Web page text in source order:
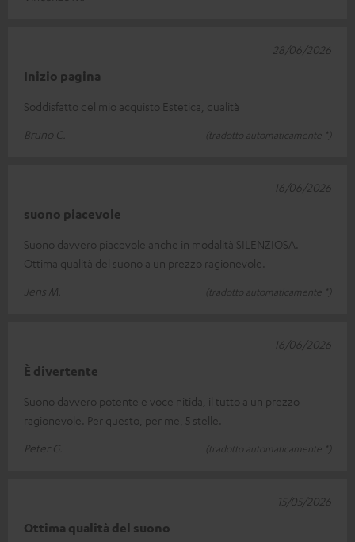
Inizio pagina
Soddisfatto del mio acquisto Estetica, qualità
Bruno C.
(tradotto automaticamente *)
28/06/2026
suono piacevole
Suono davvero piacevole anche in modalità SILENZIOSA.
Ottima qualità del suono a un prezzo ragionevole.
Jens M.
(tradotto automaticamente *)
16/06/2026
È divertente
Suono davvero potente e voce nitida, il tutto a un prezzo
ragionevole. Per questo, per me, 5 stelle.
Peter G.
(tradotto automaticamente *)
16/06/2026
Ottima qualità del suono
15/05/2026